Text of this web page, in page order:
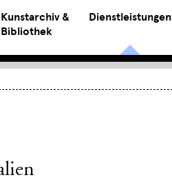
Kunstarchiv &
Bibliothek
Dienstleistungen